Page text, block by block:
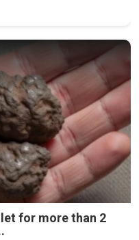
for more than 2